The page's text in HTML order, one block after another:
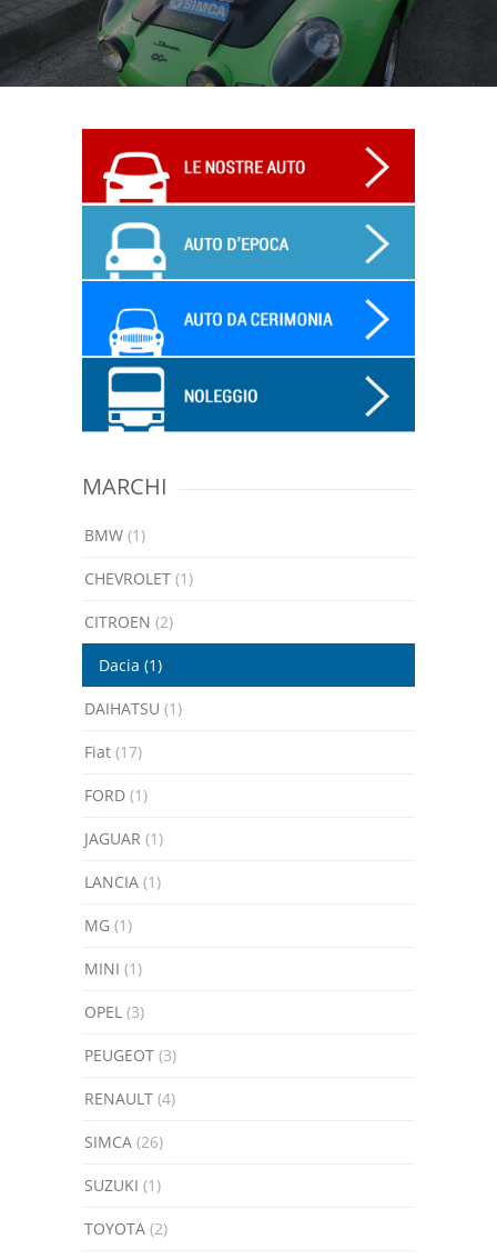
MARCHI
BMW (1)
CHEVROLET (1)
CITROEN (2)
Dacia (1)
DAIHATSU (1)
Fiat (17)
FORD (1)
JAGUAR (1)
LANCIA (1)
MG (1)
MINI (1)
OPEL (3)
PEUGEOT (3)
RENAULT (4)
SIMCA (26)
SUZUKI (1)
TOYOTA (2)